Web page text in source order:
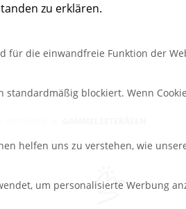
zu erklären.
für die einwandfreie Funktion der
blockiert. Wenn
helfen uns zu verstehen, wie
um personalisierte Werbung